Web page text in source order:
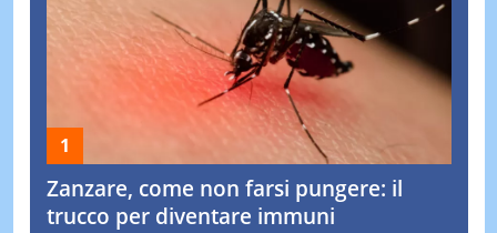
Zanzare, come non farsi pungere: il
trucco per diventare immuni